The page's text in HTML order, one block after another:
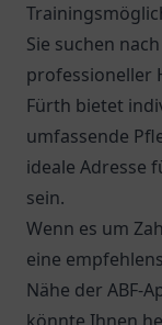
Sie suchen
professioneller
Fürth bietet
umfassende
ideale Adresse
sein.
Wenn es um
eine
Nähe der ABF-